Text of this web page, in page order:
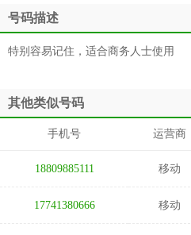
号码描述
特别容易记住，适合商务人士使用
其他类似号码
手机号 运营商
18809885111 移动
17741380666 移动